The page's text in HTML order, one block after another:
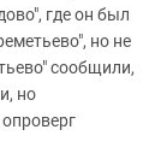
где он был
но не
сообщили,
но